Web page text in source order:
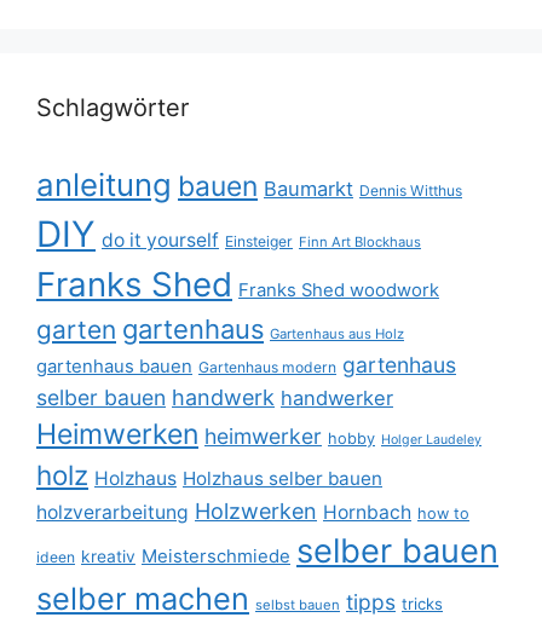
Schlagwörter
anleitung bauen Baumarkt Dennis Witthus
DIY do it yourself Einsteiger Finn Art Blockhaus
Franks Shed Franks Shed woodwork
garten gartenhaus Gartenhaus aus Holz
gartenhaus bauen Gartenhaus modern gartenhaus
selber bauen handwerk handwerker
Heimwerken heimwerker hobby Holger Laudeley
holz Holzhaus Holzhaus selber bauen
holzverarbeitung Holzwerken Hornbach how to
ideen kreativ Meisterschmiede selber bauen
selber machen selbst bauen tipps tricks